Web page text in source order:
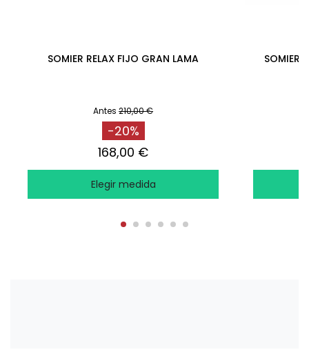
SOMIER RELAX FIJO GRAN LAMA
Antes 210,00 €
-20%
168,00 €
Elegir medida
SOMIER